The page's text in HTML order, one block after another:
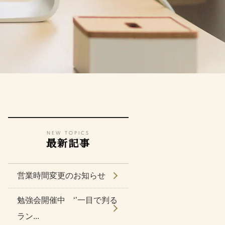
NEW TOPICS
最新記事
営業時間変更のお知らせ
勉強会開催中 ‘’一目で判る
ラン...